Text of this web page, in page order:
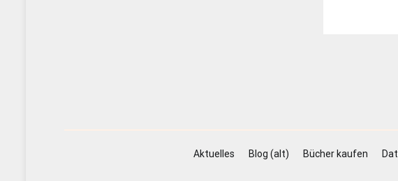
Aktuelles Blog (alt) Bücher kaufen